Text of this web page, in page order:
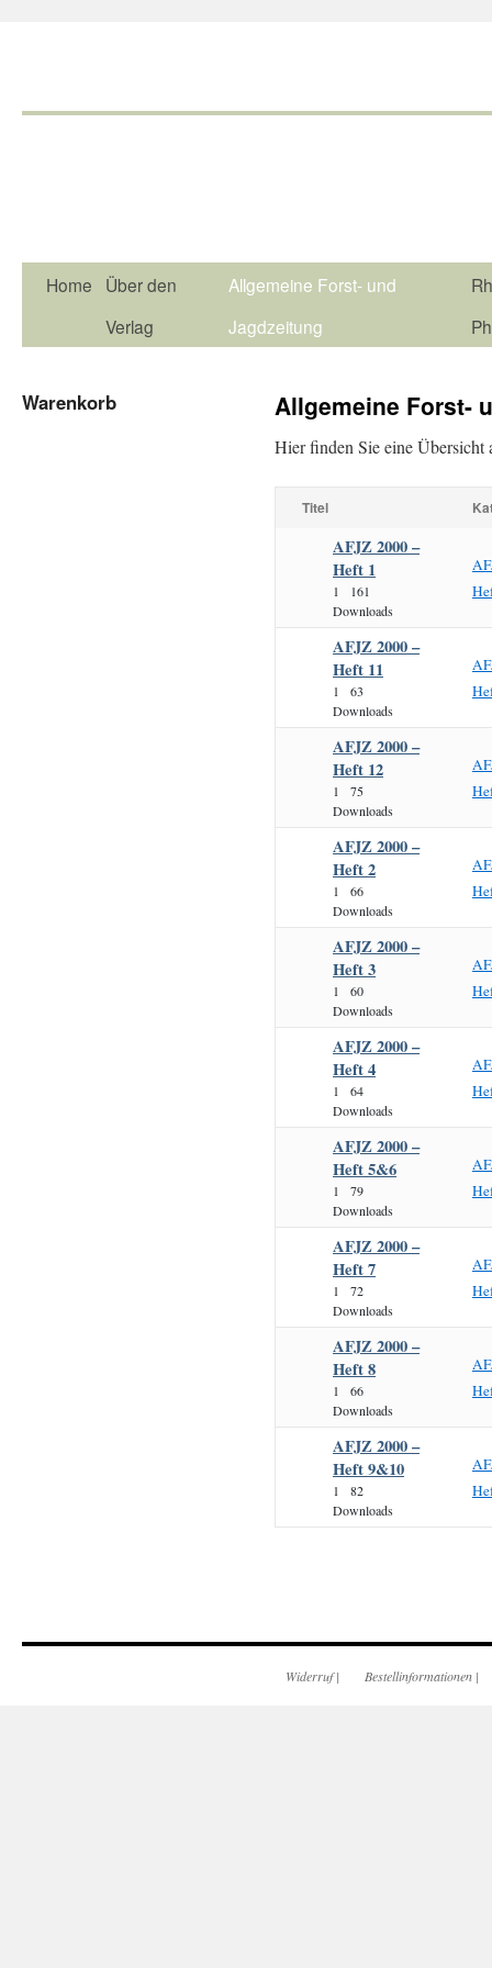
Home
Über den
Verlag
Allgemeine Forst- und
Jagdzeitung
Allgemeine Forst-
Hier finden Sie eine
Titel
AFJZ 2000 –
Heft 1
1
161
Downloads
AFJZ 2000 –
Heft 11
1
63
Downloads
AFJZ 2000 –
Heft 12
1
75
Downloads
AFJZ 2000 –
Heft 2
1
66
Downloads
AFJZ 2000 –
Heft 3
1
60
Downloads
AFJZ 2000 –
Heft 4
1
64
Downloads
AFJZ 2000 –
Heft 5&6
1
79
Downloads
AFJZ 2000 –
Heft 7
1
72
Downloads
AFJZ 2000 –
Heft 8
1
66
Downloads
AFJZ 2000 –
Heft 9&10
1
82
Downloads
Warenkorb
Widerruf| Bestellinformationen |